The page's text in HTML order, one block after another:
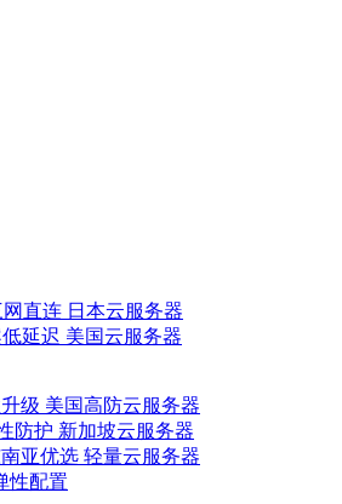
直连 日本云服务器
延迟 美国云服务器
级 美国高防云服务器
防护 新加坡云服务器
亚优选 轻量云服务器
性配置